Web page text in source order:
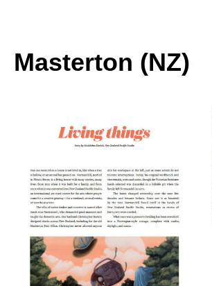
Masterton (NZ)